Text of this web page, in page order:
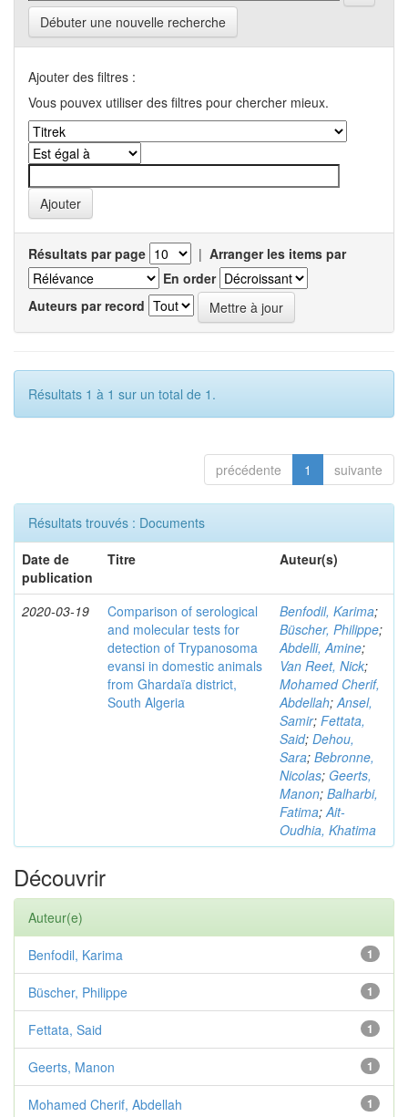
Débuter une nouvelle recherche
Ajouter des filtres :
Vous pouvex utiliser des filtres pour chercher mieux.
Résultats par page | Arranger les items par
En order
Auteurs par record
Résultats 1 à 1 sur un total de 1.
précédente 1 suivante
Résultats trouvés : Documents
Date de
publication
Titre Auteur(s)
2020-03-19
Comparison of serological
and molecular tests for
detection of Trypanosoma
evansi in domestic animals
from Ghardaïa district,
South Algeria
Benfodil, Karima;
Büscher, Philippe;
Abdelli, Amine;
Van Reet, Nick;
Mohamed Cherif,
Abdellah;Ansel,
Samir; Fettata,
Said; Dehou,
Sara; Bebronne,
Nicolas; Geerts,
Manon; Balharbi,
Fatima;Ait-
Oudhia, Khatima
Découvrir
Auteur(e)
1
Benfodil, Karima
1
Büscher, Philippe
1
Fettata, Said
1
Geerts, Manon
1
Mohamed Cherif, Abdellah